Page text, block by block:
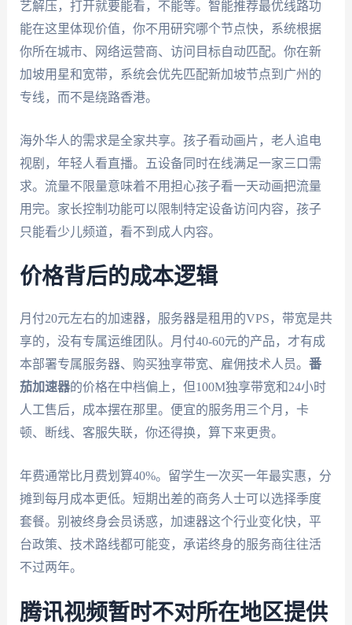
艺解压，打开就要能看，不能等。智能推荐最优线路功
能在这里体现价值，你不用研究哪个节点快，系统根据
你所在城市、网络运营商、访问目标自动匹配。你在新
加坡用星和宽带，系统会优先匹配新加坡节点到广州的
专线，而不是绕路香港。
海外华人的需求是全家共享。孩子看动画片，老人追电
视剧，年轻人看直播。五设备同时在线满足一家三口需
求。流量不限量意味着不用担心孩子看一天动画把流量
用完。家长控制功能可以限制特定设备访问内容，孩子
只能看少儿频道，看不到成人内容。
价格背后的成本逻辑
月付20元左右的加速器，服务器是租用的VPS，带宽是共
享的，没有专属运维团队。月付40-60元的产品，才有成
本部署专属服务器、购买独享带宽、雇佣技术人员。 番
茄加速器的价格在中档偏上，但100M独享带宽和24小时
人工售后，成本摆在那里。便宜的服务用三个月，卡
顿、断线、客服失联，你还得换，算下来更贵。
年费通常比月费划算40%。留学生一次买一年最实惠，分
摊到每月成本更低。短期出差的商务人士可以选择季度
套餐。别被终身会员诱惑，加速器这个行业变化快，平
台政策、技术路线都可能变，承诺终身的服务商往往活
不过两年。
腾讯视频暂时不对所在地区提供